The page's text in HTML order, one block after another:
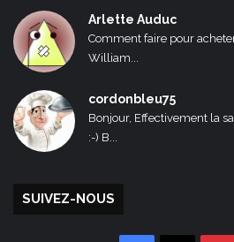
Arlette Auduc
Comment faire pour
William...
cordonbleu75
Bonjour, Effectivement la
:-) B...
SUIVEZ-NOUS